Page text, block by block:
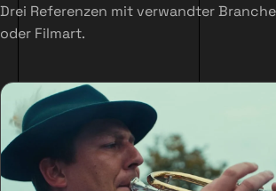
Drei Referenzen mit verwandter
oder Filmart.